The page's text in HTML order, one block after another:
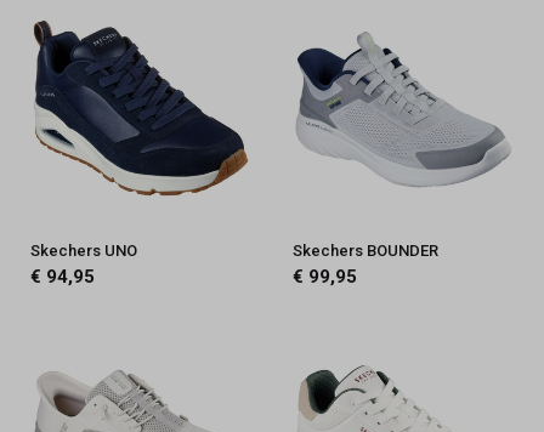
Skechers UNO
€ 94,95
Skechers BOUNDER
€ 99,95